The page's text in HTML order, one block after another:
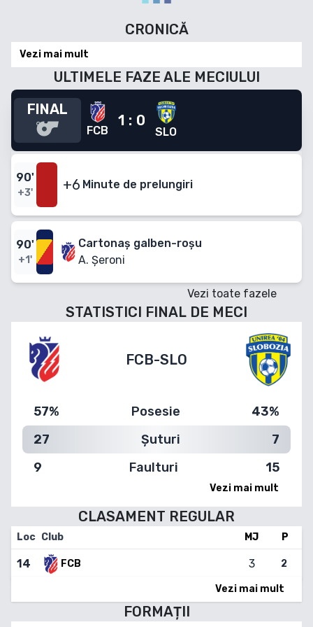
CRONICĂ
Vezi mai mult
ULTIMELE FAZE ALE MECIULUI
FINAL
FCB
1 : 0
SLO
90'
+3' +6 Minute de prelungiri
90'
+1'
Cartonaș galben-roșu
A. Șeroni
Vezi toate fazele
STATISTICI FINAL DE MECI
FCB-SLO
57% Posesie
43%
27
Șuturi
7
9
Faulturi 15
Vezi mai mult
CLASAMENT REGULAR
Loc Club MJ P
14 FCB 3 2
Vezi mai mult
FORMAȚII